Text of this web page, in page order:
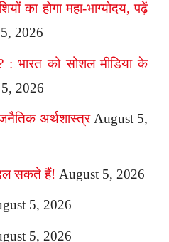
का होगा महा-भाग्योदय, पढ़ें
2026
भारत को सोशल मीडिया के
2026
अर्थशास्त्र August 5,
सकते हैं! August 5, 2026
5, 2026
5, 2026